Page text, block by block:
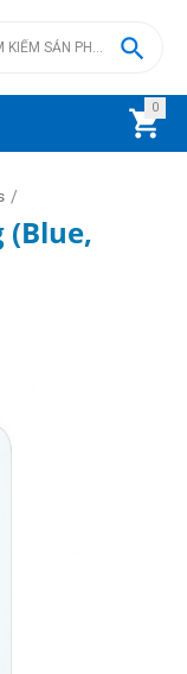
0


/
(Blue,